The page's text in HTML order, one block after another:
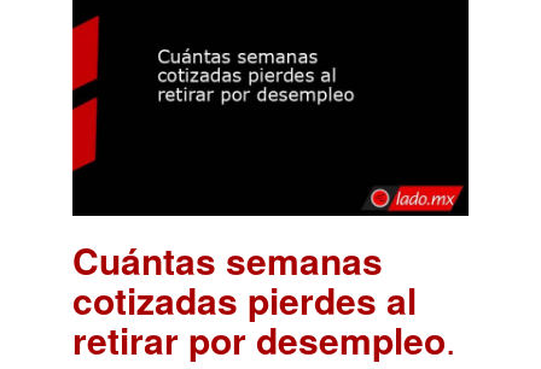
Cuántas semanas
cotizadas pierdes al
retirar por desempleo.